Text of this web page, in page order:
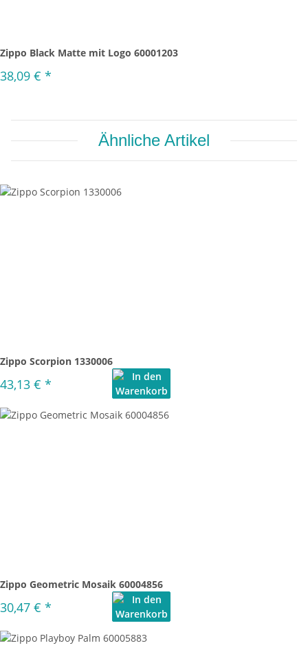
Zippo Black Matte mit Logo 60001203
38,09 € *
Ähnliche Artikel
Zippo Scorpion 1330006
43,13 € *
Zippo Geometric Mosaik 60004856
30,47 € *